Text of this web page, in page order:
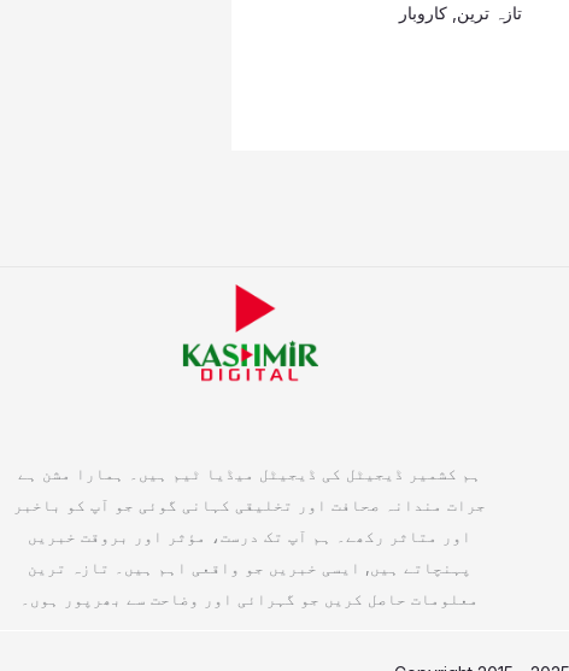
تازہ ترین کاروبار
ہم کشمیر ڈیجیٹل کی ڈیجیٹل میڈیا ٹیم ہیں۔ ہمارا مشن ہے
جرات مندانہ صحافت اور تخلیقی کہانی گوئی جو آپ کو باخبر
اور متاثر رکھے۔ ہم آپ تک درست، مؤثر اور بروقت خبریں
پہنچاتے ہیں, ایسی خبریں جو واقعی اہم ہیں۔ تازہ ترین
معلومات حاصل کریں جو گہرائی اور وضاحت سے بھرپور ہوں۔